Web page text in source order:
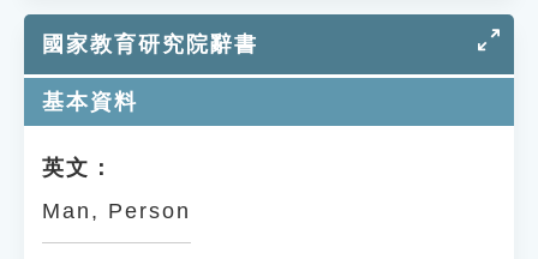
國家教育研究院辭書
基本資料
英文：
Man, Person